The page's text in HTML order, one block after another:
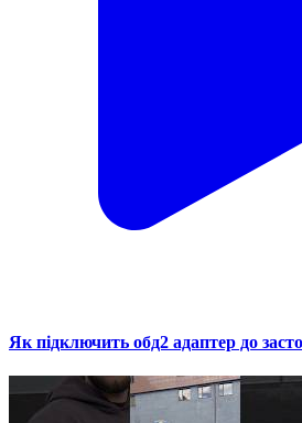
Як підключить обд2 адаптер до